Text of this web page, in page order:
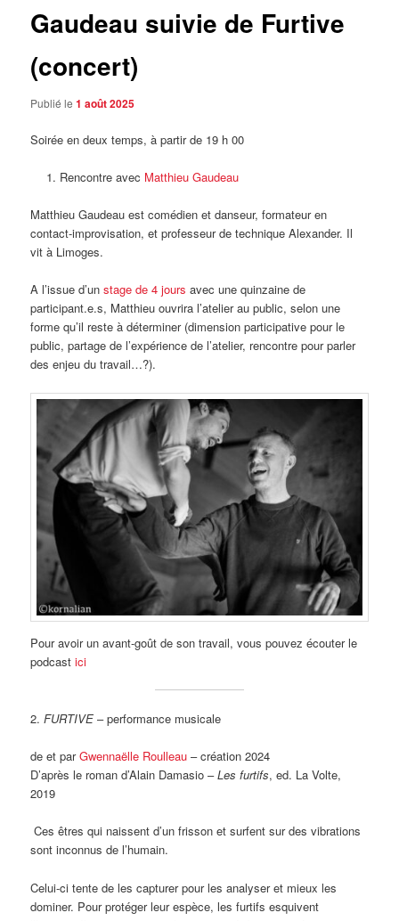
Gaudeau suivie de Furtive
(concert)
Publié le1 août 2025
Soirée en deux temps, à partir de 19 h 00
Rencontre avec Matthieu Gaudeau
Matthieu Gaudeau est comédien et danseur, formateur en
contact-improvisation, et professeur de technique Alexander. Il
vit à Limoges.
A l’issue d’unstage de 4 jours avec une quinzaine de
participant.e.s, Matthieu ouvrira l’atelier au public, selon une
forme qu’il reste à déterminer (dimension participative pour le
public, partage de l’expérience de l’atelier, rencontre pour parler
des enjeu du travail…?).
Pour avoir un avant-goût de son travail, vous pouvez écouter le
podcastici
2.FURTIVE – performance musicale
de et parGwennaëlle Roulleau – création 2024
D’après le roman d’Alain Damasio –Les furtifs, ed. La Volte,
2019
Ces êtres qui naissent d’un frisson et surfent sur des vibrations
sont inconnus de l’humain.
Celui-ci tente de les capturer pour les analyser et mieux les
dominer. Pour protéger leur espèce, les furtifs esquivent